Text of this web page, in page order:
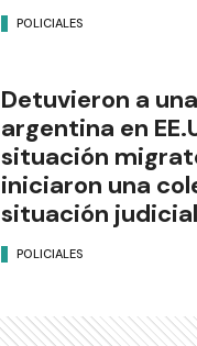
POLICIALES
Detuvieron a
argentina en
situación
iniciaron una
situación judicial
POLICIALES